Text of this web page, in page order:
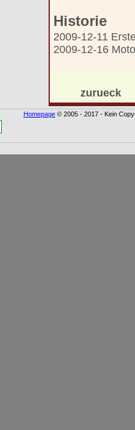
Historie
2009-12-11
2009-12-16
zurueck
Homepage © 2005 - 2017 - Kein